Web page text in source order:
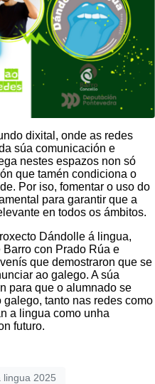
dixital, onde as redes
súa comunicación e
nestes espazos non só
que tamén condiciona o
Por iso, fomentar o uso do
para garantir que a
en todos os ámbitos.
Dándolle á lingua,
con Prado Rúa e
que demostraron que se
ao galego. A súa
para que o alumnado se
tanto nas redes como
a lingua como unha
futuro.
lingua 2025